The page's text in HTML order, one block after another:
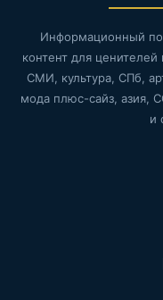
Информационный
контент для
СМИ, культура, СПб,
мода плюс-сайз, азия,
и